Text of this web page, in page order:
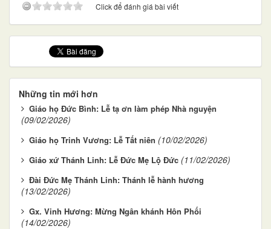
Click để đánh giá bài viết
Những tin mới hơn
Giáo họ Đức Bình: Lễ tạ ơn làm phép Nhà nguyện
(09/02/2026)
Giáo họ Trinh Vương: Lễ Tất niên (10/02/2026)
Giáo xứ Thánh Linh: Lễ Đức Mẹ Lộ Đức (11/02/2026)
Đài Đức Mẹ Thánh Linh: Thánh lễ hành hương
(13/02/2026)
Gx. Vinh Hương: Mừng Ngân khánh Hôn Phối
(14/02/2026)